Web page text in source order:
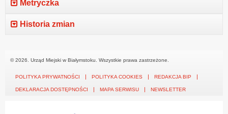
Metryczka
Historia zmian
© 2026. Urząd Miejski w Białymstoku. Wszystkie prawa zastrzeżone.
POLITYKA PRYWATNOŚCI POLITYKA COOKIES REDAKCJA BIP
DEKLARACJA DOSTĘPNOŚCI MAPA SERWISU NEWSLETTER